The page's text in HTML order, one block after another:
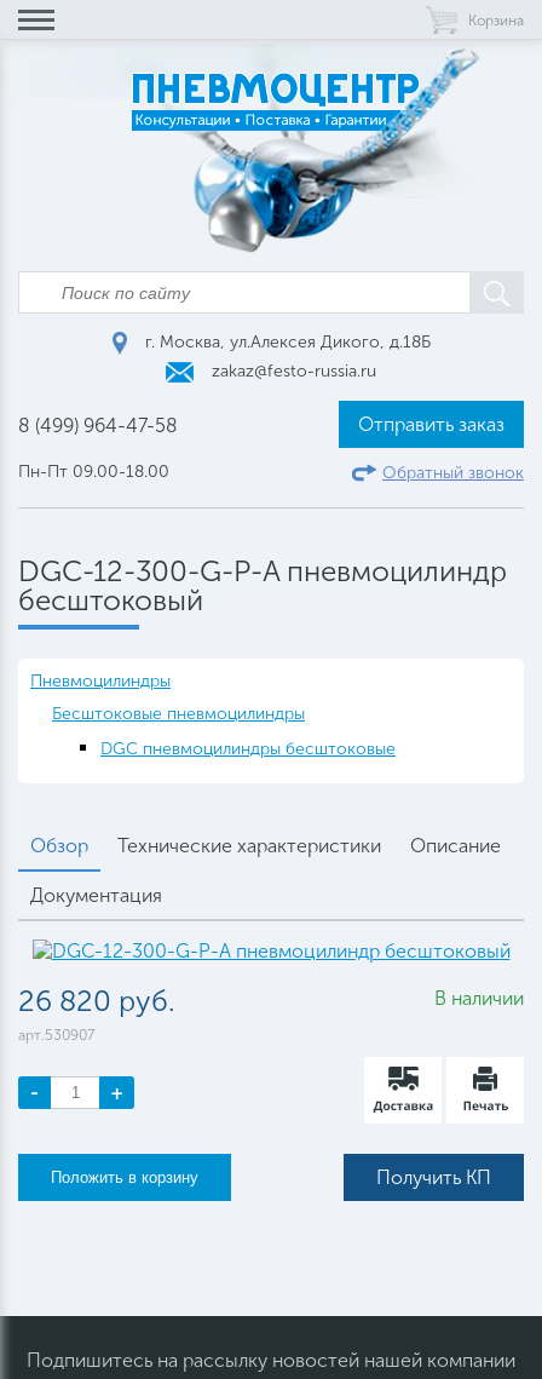
Корзина
г. Москва, ул.Алексея Дикого, д.18Б
zakaz@festo-russia.ru
8 (499) 964-47-58
Пн-Пт 09.00-18.00
Отправить заказ
Обратный звонок
DGC-12-300-G-P-A пневмоцилиндр
бесштоковый
Пневмоцилиндры
Бесштоковые пневмоцилиндры
DGC пневмоцилиндры бесштоковые
Обзор Технические характеристики Описание
Документация
26 820 руб.
арт.530907
В наличии
- +
Получить КП
Подпишитесь на рассылку новостей нашей компании